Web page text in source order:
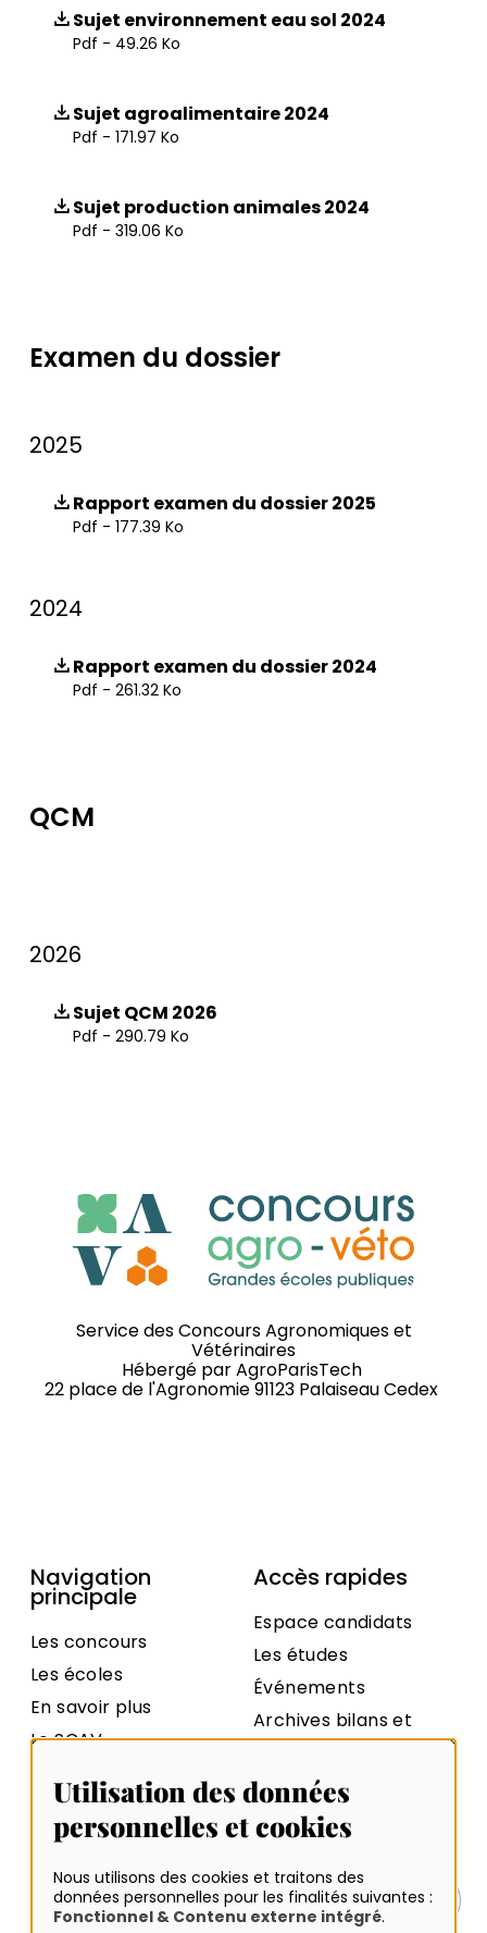
Sujet environnement eau sol 2024
Pdf - 49.26 Ko
Sujet agroalimentaire 2024
Pdf - 171.97 Ko
Sujet production animales 2024
Pdf - 319.06 Ko
Examen du dossier
2025
Rapport examen du dossier 2025
Pdf - 177.39 Ko
2024
Rapport examen du dossier 2024
Pdf - 261.32 Ko
QCM
2026
Sujet QCM 2026
Pdf - 290.79 Ko
Service des Concours Agronomiques et
Vétérinaires
Hébergé parAgroParisTech
22 place de l'Agronomie 91123 Palaiseau Cedex
Navigation
principale
Les concours
Les écoles
En savoir plus
Le SCAV
Accès rapides
Espace candidats
Les études
Événements
Archives bilans et
statistiques
Archives sujets et
rapports
Plan du site
Utilisation des données
personnelles et cookies
Nous utilisons des cookies et traitons des
données personnelles pour les finalités suivantes :
Fonctionnel & Contenu externe intégré.